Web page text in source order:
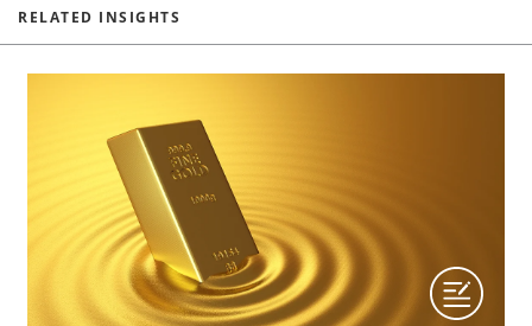
RELATED INSIGHTS